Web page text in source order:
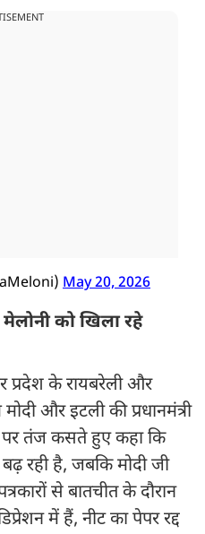
May 20, 2026
को खिला रहे
प्रदेश के रायबरेली और
और इटली की प्रधानमंत्री
पर तंज कसते हुए कहा कि
रही है, जबकि मोदी जी
से बातचीत के दौरान
में हैं, नीट का पेपर रद्द